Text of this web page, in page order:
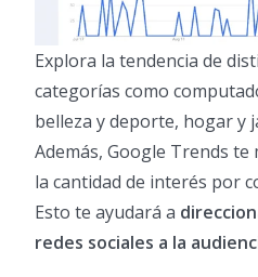
Explora la tendencia de
categorías como
belleza y deporte, hogar y
Además, Google Trends
la cantidad de interés por
Esto te ayudará a
redes sociales a la